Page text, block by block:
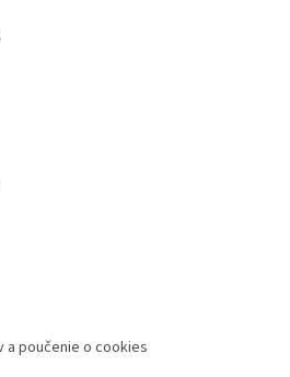
a poučenie o cookies